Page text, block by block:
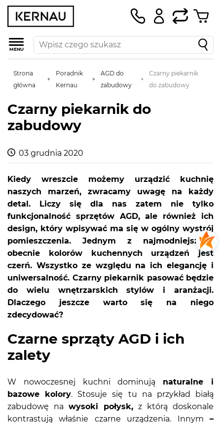
MENU
Strona
główna
Poradnik
Kernau
AGD do
zabudowy
Czarny piekarnik
do zabudowy
Czarny piekarnik do
zabudowy
03 grudnia 2020
Kiedy wreszcie możemy urządzić kuchnię
naszych marzeń, zwracamy uwagę na każdy
detal. Liczy się dla nas zatem nie tylko
funkcjonalność sprzętów AGD, ale również ich
design, który wpisywać ma się w ogólny wystrój
pomieszczenia. Jednym z najmodniejszych
obecnie kolorów kuchennych urządzeń jest
czerń. Wszystko ze względu na ich elegancję i
uniwersalność. Czarny piekarnik pasować będzie
do wielu wnętrzarskich stylów i aranżacji.
Dlaczego jeszcze warto się na niego
zdecydować?
Czarne sprząty AGD i ich
zalety
W nowoczesnej kuchni dominują naturalne i
bazowe kolory. Stosuje się tu na przykład białą
zabudowę na wysoki połysk, z którą doskonale
kontrastują właśnie czarne urządzenia. Innym –